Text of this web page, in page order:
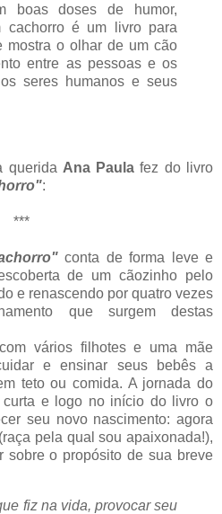
boas doses de humor,
cachorro é um livro para
mostra o olhar de um cão
entre as pessoas e os
seres humanos e seus
querida Ana Paula fez do livro
:
***
conta de forma leve e
de um cãozinho pelo
e renascendo por quatro vezes
que surgem destas
vários filhotes e uma mãe
e ensinar seus bebês a
teto ou comida. A jornada do
curta e logo no início do livro o
seu novo nascimento: agora
pela qual sou apaixonada!),
sobre o propósito de sua breve
fiz na vida, provocar seu